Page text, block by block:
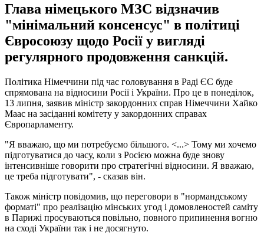
Глава німецького МЗС відзначив
"мінімальний консенсус" в політиці
Євросоюзу щодо Росії у вигляді
регулярного продовження санкцій.
Політика Німеччини під час головування в Раді ЄС буде
спрямована на відносини Росії і України. Про це в понеділок,
13 липня, заявив міністр закордонних справ Німеччини Хайко
Маас на засіданні комітету у закордонних справах
Європарламенту.
"Я вважаю, що ми потребуємо більшого. <...> Тому ми хочемо
підготуватися до часу, коли з Росією можна буде знову
інтенсивніше говорити про стратегічні відносини. Я вважаю,
це треба підготувати", - сказав він.
Також міністр повідомив, що переговори в "нормандському
форматі" про реалізацію мінських угод і домовленостей саміту
в Парижі просуваються повільно, повного припинення вогню
на сході України так і не досягнуто.